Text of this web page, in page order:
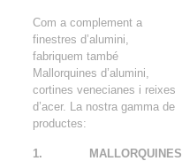
Com a complement a
finestres d’alumini,
fabriquem també
Mallorquines d’alumini,
cortines venecianes i reixes
d’acer. La nostra gamma de
productes:
1. MALLORQUINES